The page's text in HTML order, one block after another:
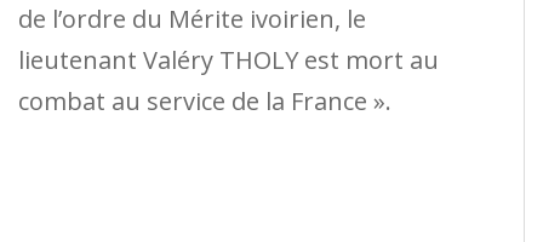
de l’ordre du Mérite ivoirien, le
lieutenant Valéry THOLY est mort au
combat au service de la France ».